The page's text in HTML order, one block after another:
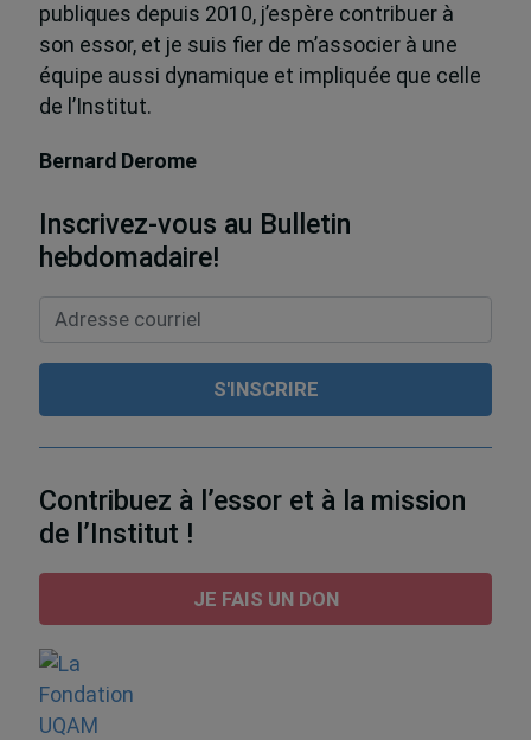
publiques depuis 2010, j’espère contribuer à
son essor, et je suis fier de m’associer à une
équipe aussi dynamique et impliquée que celle
de l’Institut.
Bernard Derome
Inscrivez-vous au Bulletin
hebdomadaire!
Contribuez à l’essor et à la mission
de l’Institut !
JE FAIS UN DON